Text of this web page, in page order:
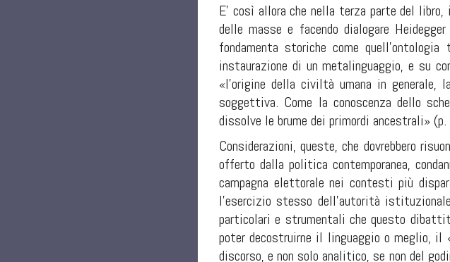
E' così allora che nella terza parte del
delle masse e facendo dialogare
fondamenta storiche come
instaurazione di un metalinguaggio, e su
«l'origine della civiltà umana in
soggettiva. Come la conoscenza dello
dissolve le brume dei primordi ancestrali»
Considerazioni, queste, che dovrebbero
offerto dalla politica contemporanea,
campagna elettorale nei contesti più
l'esercizio stesso dell'autorità
particolari e strumentali che questo
poter decostruirne il linguaggio o meglio, il
discorso, e non solo analitico, se non del